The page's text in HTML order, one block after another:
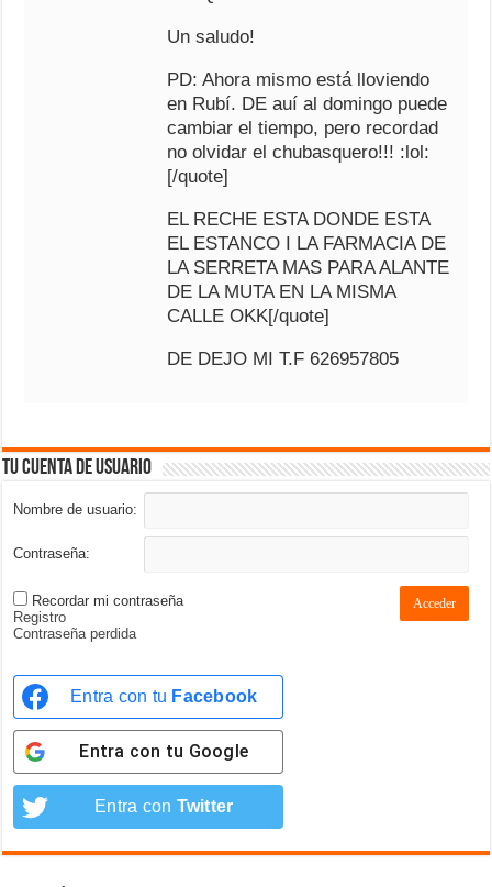
Un saludo!
PD: Ahora mismo está lloviendo
en Rubí. DE auí al domingo puede
cambiar el tiempo, pero recordad
no olvidar el chubasquero!!! :lol:
[/quote]
EL RECHE ESTA DONDE ESTA
EL ESTANCO I LA FARMACIA DE
LA SERRETA MAS PARA ALANTE
DE LA MUTA EN LA MISMA
CALLE OKK[/quote]
DE DEJO MI T.F 626957805
Tu cuenta de usuario
Nombre de usuario:
Contraseña:
Recordar mi contraseña Acceder
Registro
Contraseña perdida
Entra con tu Facebook
Entra con tu Google
Entra con Twitter